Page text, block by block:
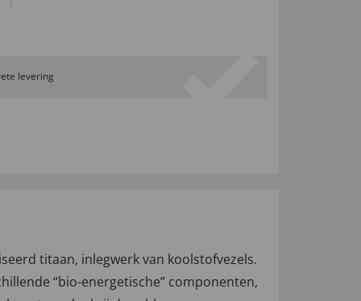
levering
titaan, inlegwerk van koolstofvezels.
“bio-energetische” componenten,